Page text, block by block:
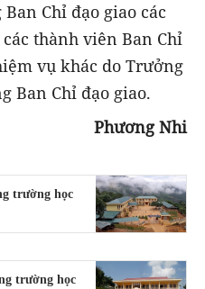
Chỉ đạo giao các
thành viên Ban Chỉ
vụ khác do Trưởng
Ban Chỉ đạo giao.
Phương Nhi
trường học
trường học